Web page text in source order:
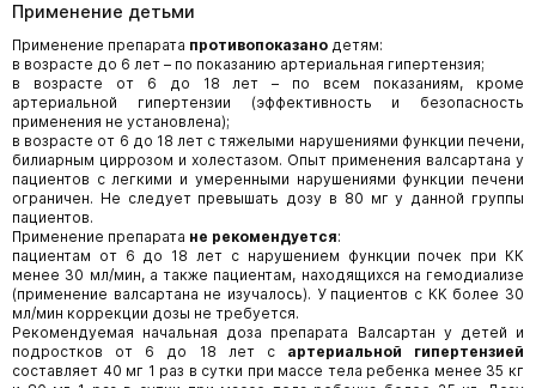
Применение детьми
Применение препарата противопоказано детям:
в возрасте до 6 лет – по показанию артериальная гипертензия;
в возрасте от 6 до 18 лет – по всем показаниям, кроме
артериальной гипертензии (эффективность и безопасность
применения не установлена);
в возрасте от 6 до 18 лет с тяжелыми нарушениями функции печени,
билиарным циррозом и холестазом. Опыт применения валсартана у
пациентов с легкими и умеренными нарушениями функции печени
ограничен. Не следует превышать дозу в 80 мг у данной группы
пациентов.
Применение препарата не рекомендуется:
пациентам от 6 до 18 лет с нарушением функции почек при КК
менее 30 мл/мин, а также пациентам, находящихся на гемодиализе
(применение валсартана не изучалось). У пациентов с КК более 30
мл/мин коррекции дозы не требуется.
Рекомендуемая начальная доза препарата Валсартан у детей и
подростков от 6 до 18 лет с артериальной гипертензией
составляет 40 мг 1 раз в сутки при массе тела ребенка менее 35 кг